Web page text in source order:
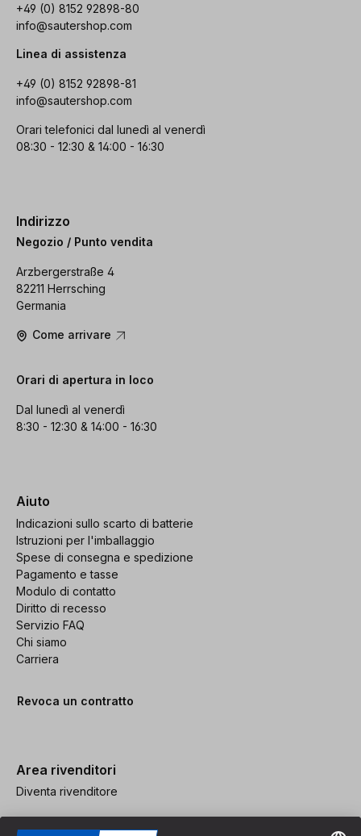
+49 (0) 8152 92898-80
info@sautershop.com
Linea di assistenza
+49 (0) 8152 92898-81
info@sautershop.com
Orari telefonici dal lunedì al venerdì
08:30 - 12:30 & 14:00 - 16:30
Indirizzo
Negozio / Punto vendita
Arzbergerstraße 4
82211 Herrsching
Germania
Come arrivare
Orari di apertura in loco
Dal lunedì al venerdì
8:30 - 12:30 & 14:00 - 16:30
Aiuto
Indicazioni sullo scarto di batterie
Istruzioni per l'imballaggio
Spese di consegna e spedizione
Pagamento e tasse
Modulo di contatto
Diritto di recesso
Servizio FAQ
Chi siamo
Carriera
Revoca un contratto
Area rivenditori
Diventa rivenditore